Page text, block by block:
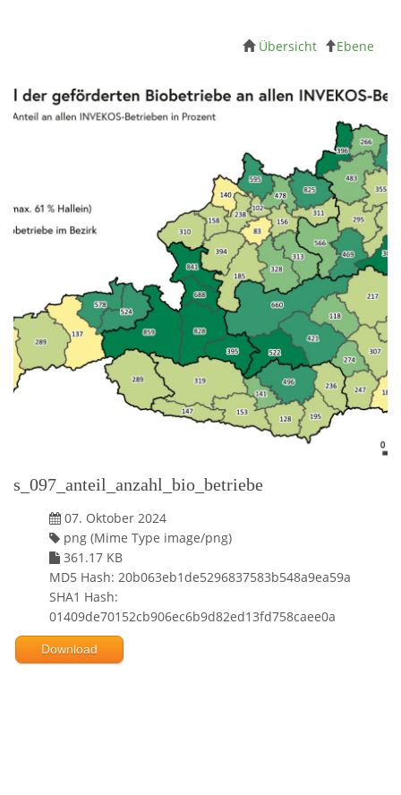
Übersicht Ebene
s_097_anteil_anzahl_bio_betriebe
07. Oktober 2024
png (Mime Type image/png)
361.17 KB
MD5 Hash: 20b063eb1de5296837583b548a9ea59a
SHA1 Hash:
01409de70152cb906ec6b9d82ed13fd758caee0a
Download